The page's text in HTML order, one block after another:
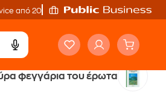
από 20'
φεγγάρια του έρωτα